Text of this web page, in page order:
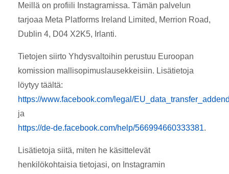
Meillä on profiili Instagramissa. Tämän palvelun
tarjoaa Meta Platforms Ireland Limited, Merrion Road,
Dublin 4, D04 X2K5, Irlanti.
Tietojen siirto Yhdysvaltoihin perustuu Euroopan
komission mallisopimuslausekkeisiin. Lisätietoja
löytyy täältä:
https://www.facebook.com/legal/
ja
https://de-de.facebook.com/help/566994660333381.
Lisätietoja siitä, miten he käsittelevät
henkilökohtaisia tietojasi, on Instagramin